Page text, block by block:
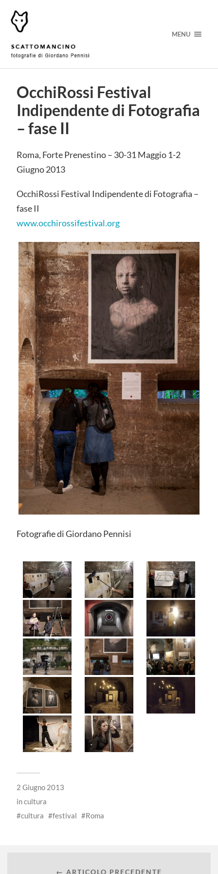
MENU
OcchiRossi Festival
Indipendente di Fotografia
– fase II
Roma, Forte Prenestino – 30-31 Maggio 1-2
Giugno 2013
OcchiRossi Festival Indipendente di Fotografia –
fase II
www.occhirossifestival.org
Fotografie di Giordano Pennisi
2 Giugno 2013
incultura
cultura
festival Roma
← ARTICOLO PRECEDENTE